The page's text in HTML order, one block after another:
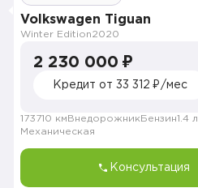
Volkswagen Tiguan
Winter Edition2020
2 230 000 ₽
Кредит от 33 312 ₽/мес
173710 км Внедорожник Бензин1.4 л.
Механическая
Консультация